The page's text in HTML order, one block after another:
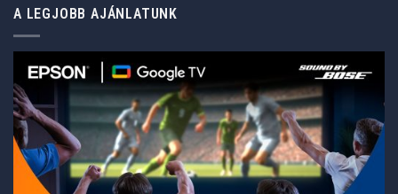
A LEGJOBB AJÁNLATUNK